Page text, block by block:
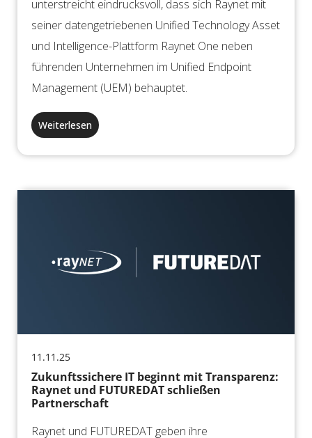
unterstreicht eindrucksvoll, dass sich Raynet mit
seiner datengetriebenen Unified Technology Asset
und Intelligence-Plattform Raynet One neben
führenden Unternehmen im Unified Endpoint
Management (UEM) behauptet.
Weiterlesen
11.11.25
Zukunftssichere IT beginnt mit Transparenz:
Raynet und FUTUREDAT schließen
Partnerschaft
Raynet und FUTUREDAT geben ihre